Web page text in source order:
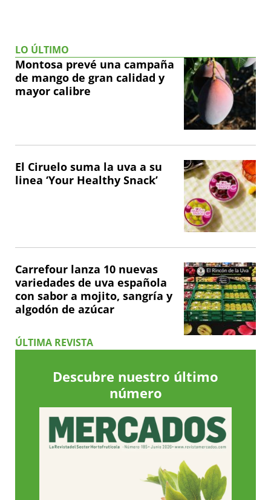
LO ÚLTIMO
Montosa prevé una campaña
de mango de gran calidad y
mayor calibre
El Ciruelo suma la uva a su
linea ‘Your Healthy Snack’
Carrefour lanza 10 nuevas
variedades de uva española
con sabor a mojito, sangría y
algodón de azúcar
ÚLTIMA REVISTA
Descubre nuestro último
número